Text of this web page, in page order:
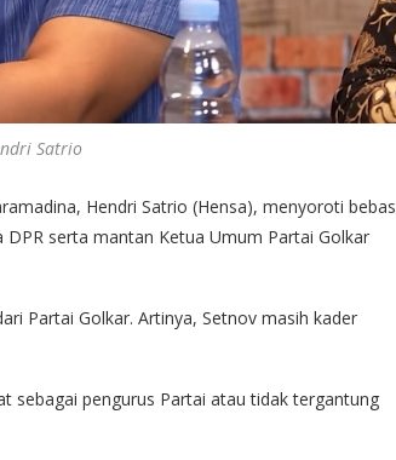
Satrio
Hendri Satrio (Hensa), menyoroti bebas
serta mantan Ketua Umum Partai Golkar
Partai Golkar. Artinya, Setnov masih kader
sebagai pengurus Partai atau tidak tergantung